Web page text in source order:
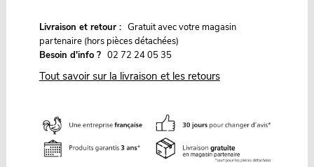
Livraison et retour : Gratuit avec votre magasin
partenaire (hors pièces détachées)
Besoin d'info ? 02 72 24 05 35
Tout savoir sur la livraison et les retours